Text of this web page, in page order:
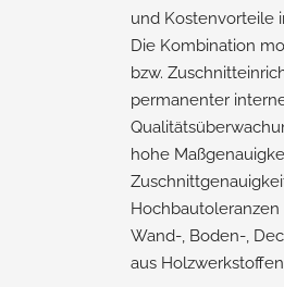
und Kostenvorteile
Die Kombination
bzw.
permanenter
hohe
Wand-, Boden-,
aus